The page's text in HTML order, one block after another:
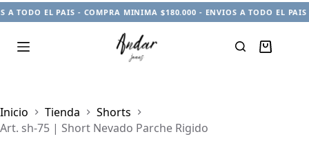
EL PAIS - COMPRA MINIMA $180.000 - ENVIOS A TODO EL PAIS -
Carro
Inicio
Tienda
Shorts
Art. sh-75 | Short Nevado Parche Rigido